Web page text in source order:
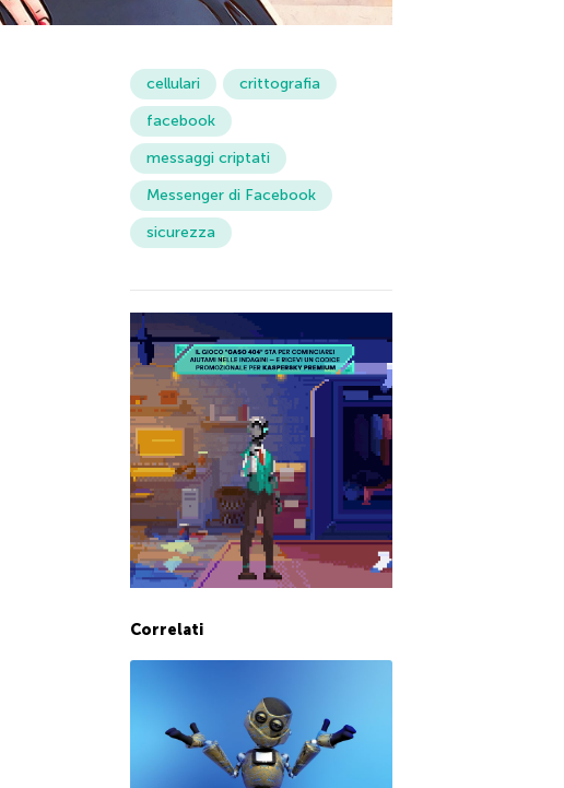
cellulari
crittografia
facebook
messaggi criptati
Messenger di Facebook
sicurezza
Correlati